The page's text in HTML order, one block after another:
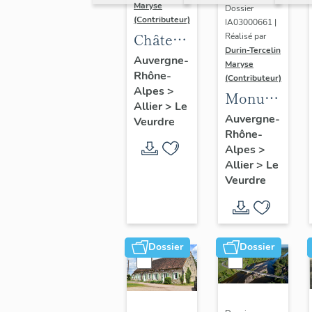
Maryse
(Contributeur)
Château
de la
Charnée
: non
étudié
lors de
l'inventaire
Auvergne-
Rhône-
Alpes>
Allier> Le
Veurdre
Dossier
IA03000661 |
Réalisé par
Durin-Tercelin
Maryse
(Contributeur)
Monument
aux
morts
Auvergne-
Rhône-
Alpes>
Allier> Le
Veurdre
Dossier Dossier